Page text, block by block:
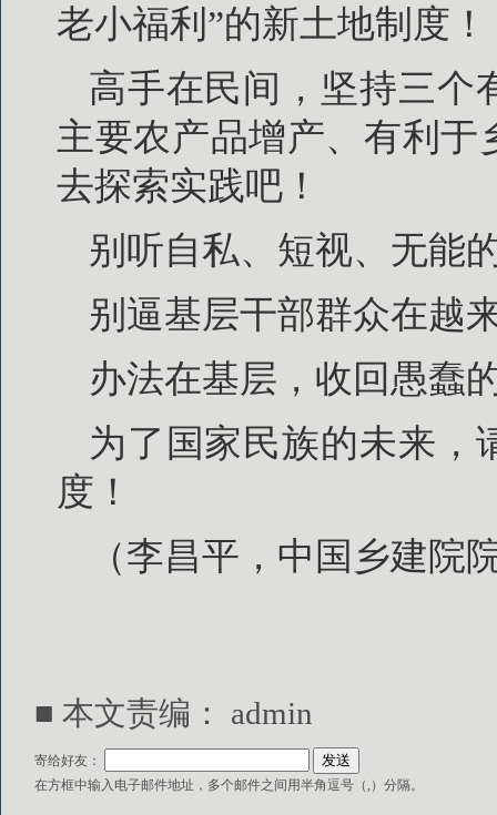
老小福利”的新土地制度！
高手在民间，坚持三个
主要农产品增产、有利
去探索实践吧！
别听自私、短视、无能
别逼基层干部群众在越
办法在基层，收回愚蠢
为了国家民族的未来，
度！
（李昌平，中国乡建院
■ 本文责编： admin
寄给好友：
在方框中输入电子邮件地址，多个邮件之间用半角逗号（,）分隔。